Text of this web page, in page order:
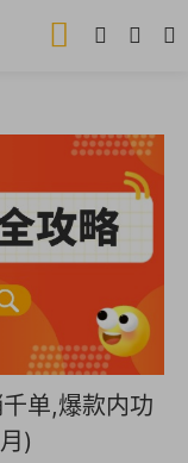
单,爆款内功
)